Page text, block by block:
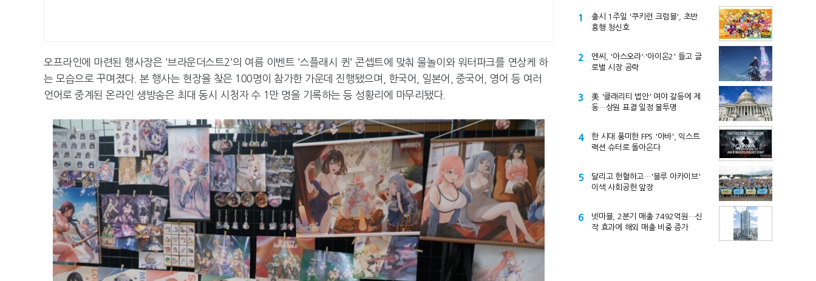
오프라인에 마련된 행사장은 '브라운더스트2'의 여름 이벤트 '스플래시 퀸' 콘셉트에 맞춰 물놀이와 워터파크를 연상케 하
는 모습으로 꾸며졌다. 본 행사는 현장을 찾은 100명이 참가한 가운데 진행됐으며, 한국어, 일본어, 중국어, 영어 등 여러
언어로 중계된 온라인 생방송은 최대 동시 시청자 수 1만 명을 기록하는 등 성황리에 마무리됐다.
1
출시 1주일 '쿠키런 크럼블', 초반
흥행 청신호
2
엔씨, '아스오라'·'아이온2' 들고 글
로벌 시장 공략
3
美 '클래리티 법안' 여야 갈등에 제
동…상원 표결 일정 불투명
4
한 시대 풍미한 FPS '아바', 익스트
랙션 슈터로 돌아온다
5
달리고 헌혈하고…'블루 아카이브'
이색 사회공헌 앞장
6
넷마블, 2분기 매출 7492억원…신
작 효과에 해외 매출 비중 증가